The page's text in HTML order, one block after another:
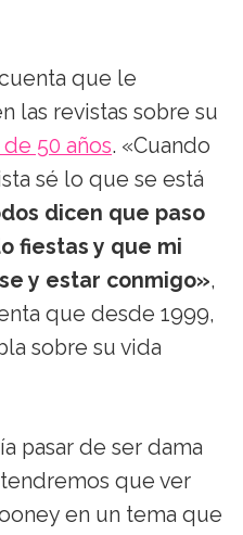
que le
las revistas sobre su
50 años. «Cuando
sé lo que se está
dicen que paso
fiestas y que mi
y estar conmigo»,
que desde 1999,
sobre su vida
pasar de ser dama
que ver
en un tema que